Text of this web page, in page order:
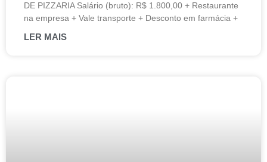
DE PIZZARIA Salário (bruto): R$ 1.800,00 + Restaurante
na empresa + Vale transporte + Desconto em farmácia +
LER MAIS